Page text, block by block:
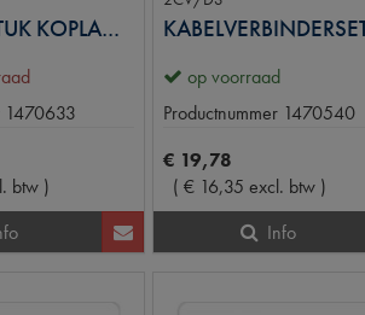
AANSLUITSTUK KOPLAMP H4/BILUX
1470633
btw )
op voorraad
Productnummer 1470540
€ 19,78
( € 16,35 excl. btw )
Info